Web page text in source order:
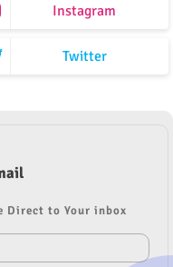
Instagram
Twitter
Direct to Your inbox